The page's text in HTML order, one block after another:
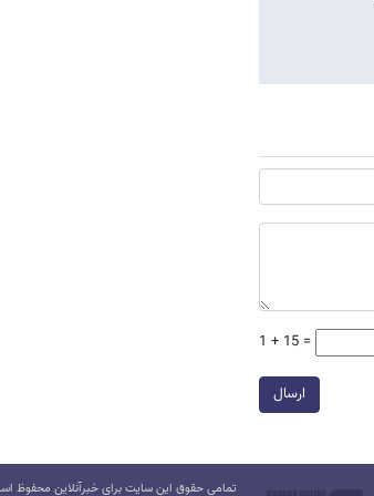
1 + 15 =
ارسال
تمامی حقوق این سایت برای خبرآنلاین محفوظ